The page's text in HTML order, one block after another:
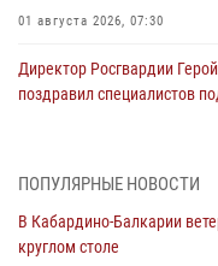
01 августа 2026, 07:30
Директор Росгвардии
поздравил специалистов
направлении
31 июля 2026, 09:22
ПОПУЛЯРНЫЕ НОВОСТИ
В Кабардино-Балкарии
круглом столе